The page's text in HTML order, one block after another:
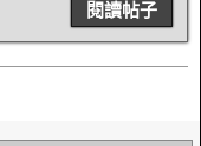
閱讀帖子